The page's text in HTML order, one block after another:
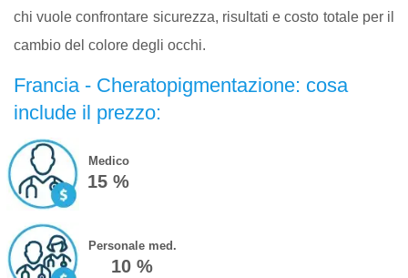
chi vuole confrontare sicurezza, risultati e costo totale per il
cambio del colore degli occhi.
Francia - Cheratopigmentazione: cosa
include il prezzo:
Medico
15 %
Personale med.
10 %